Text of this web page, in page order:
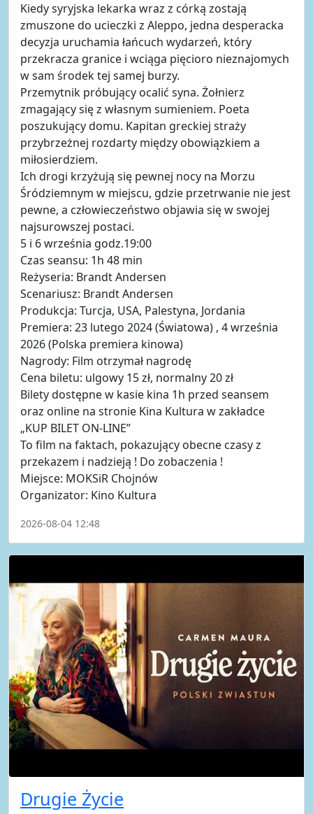
Kiedy syryjska lekarka wraz z córką zostają
zmuszone do ucieczki z Aleppo, jedna desperacka
decyzja uruchamia łańcuch wydarzeń, który
przekracza granice i wciąga pięcioro nieznajomych
w sam środek tej samej burzy.
Przemytnik próbujący ocalić syna. Żołnierz
zmagający się z własnym sumieniem. Poeta
poszukujący domu. Kapitan greckiej straży
przybrzeżnej rozdarty między obowiązkiem a
miłosierdziem.
Ich drogi krzyżują się pewnej nocy na Morzu
Śródziemnym w miejscu, gdzie przetrwanie nie jest
pewne, a człowieczeństwo objawia się w swojej
najsurowszej postaci.
5 i 6 września godz.19:00
Czas seansu: 1h 48 min
Reżyseria: Brandt Andersen
Scenariusz: Brandt Andersen
Produkcja: Turcja, USA, Palestyna, Jordania
Premiera: 23 lutego 2024 (Światowa) , 4 września
2026 (Polska premiera kinowa)
Nagrody: Film otrzymał nagrodę
Cena biletu: ulgowy 15 zł, normalny 20 zł
Bilety dostępne w kasie kina 1h przed seansem
oraz online na stronie Kina Kultura w zakładce
„KUP BILET ON-LINE”
To film na faktach, pokazujący obecne czasy z
przekazem i nadzieją ! Do zobaczenia !
Miejsce: MOKSiR Chojnów
Organizator: Kino Kultura
2026-08-04 12:48
Drugie Życie